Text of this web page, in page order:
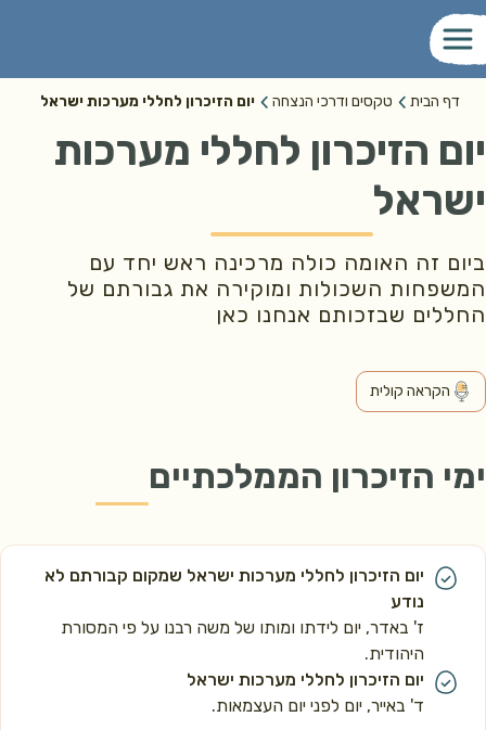
דף הבית טקסים ודרכי הנצחה יום הזיכרון לחללי מערכות ישראל
יום הזיכרון לחללי מערכות
ישראל
ביום זה האומה כולה מרכינה ראש יחד עם
המשפחות השכולות ומוקירה את גבורתם של
החללים שבזכותם אנחנו כאן
הקראה קולית
ימי הזיכרון הממלכתיים
יום הזיכרון לחללי מערכות ישראל שמקום קבורתם לא
נודע
ז' באדר, יום לידתו ומותו של משה רבנו על פי המסורת
היהודית.
יום הזיכרון לחללי מערכות ישראל
ד' באייר, יום לפני יום העצמאות.